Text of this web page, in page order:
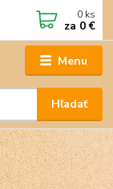
Menu
Hľadať
0 ks
za 0 €